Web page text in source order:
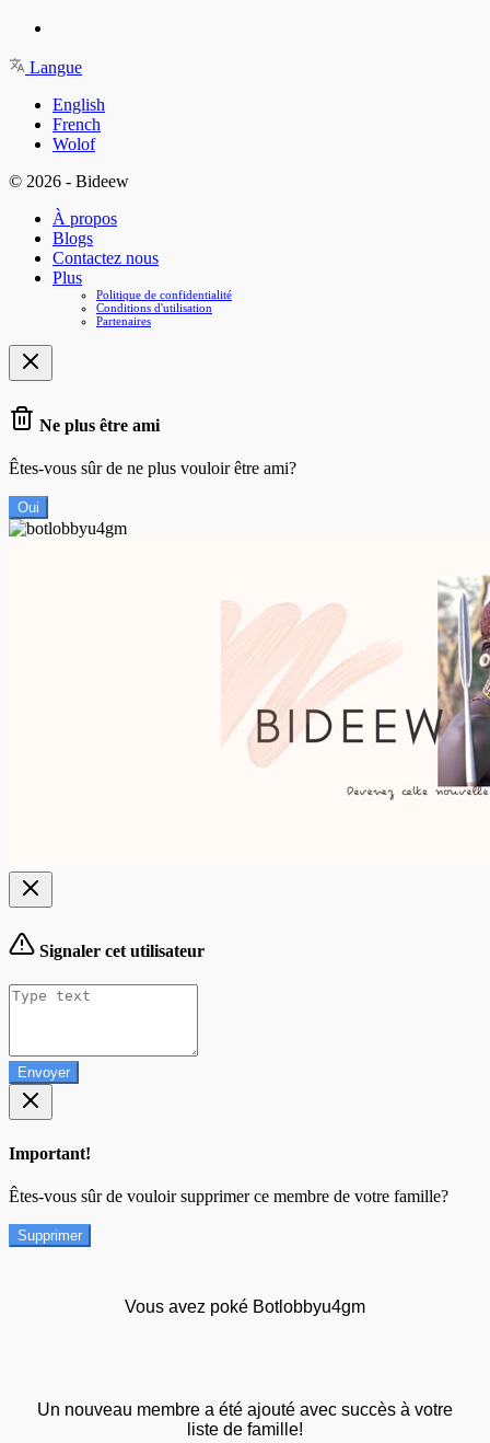
Langue
English
French
Wolof
© 2026 - Bideew
À propos
Blogs
Contactez nous
Plus
Politique de confidentialité
Conditions d'utilisation
Partenaires
Ne plus être ami
Êtes-vous sûr de ne plus vouloir être ami?
Oui
Signaler cet utilisateur
Envoyer
Important!
Êtes-vous sûr de vouloir supprimer ce membre de votre famille?
Supprimer
Vous avez poké Botlobbyu4gm
Un nouveau membre a été ajouté avec succès à votre
liste de famille!